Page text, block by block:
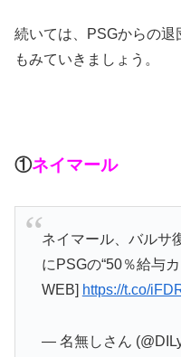
続いては、PSGからの退
もみていきましょう。
①ネイマール
ネイマール、バル
にPSGの“50％給与
WEB] https://t.co/
— 名無しさん